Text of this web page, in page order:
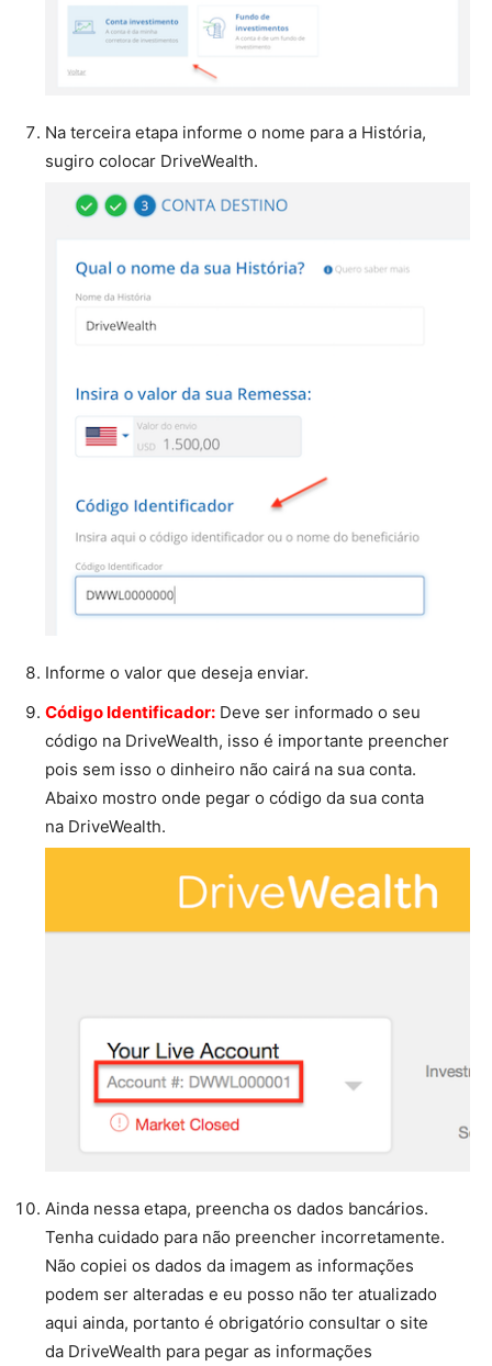
Na terceira etapa informe o nome para a História,
sugiro colocar DriveWealth.
Informe o valor que deseja enviar.
Código Identificador: Deve ser informado o seu
código na DriveWealth, isso é importante preencher
pois sem isso o dinheiro não cairá na sua conta.
Abaixo mostro onde pegar o código da sua conta
na DriveWealth.
Ainda nessa etapa, preencha os dados bancários.
Tenha cuidado para não preencher incorretamente.
Não copiei os dados da imagem as informações
podem ser alteradas e eu posso não ter atualizado
aqui ainda, portanto é obrigatório consultar o site
da DriveWealth para pegar as informações